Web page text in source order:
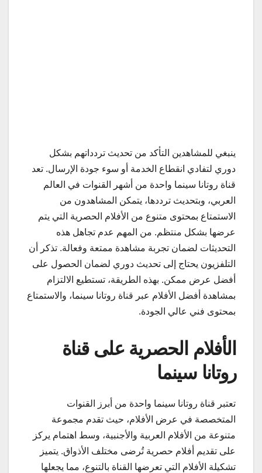
ينبغي للمشاهدين التأكد من تحديث تردداتهم بشكل
دوري لتفادي انقطاع الخدمة أو سوء جودة الإرسال. تعد
قناة روتانا سينما واحدة من أشهر القنوات في العالم
العربي، وبتحديث ترددها، يتمكن المشاهدون من
الاستمتاع بمحتوى متنوع من الأفلام الحصرية التي يتم
عرضها بشكل منتظم. من المهم عدم تجاهل هذه
التحديثات لضمان تجربة مشاهدة ممتعة وفعالة. تذكر أن
التلفزيون يحتاج إلى تحديث دوري لضمان الحصول على
أفضل عرض ممكن. بهذه الطريقة، تستطيع الالتزام
بمشاهدة أفضل الأفلام عبر قناة روتانا سينما، والاستمتاع
بمحتوى فني عالي الجودة.
الأفلام الحصرية على قناة
روتانا سينما
تعتبر قناة روتانا سينما واحدة من أبرز القنوات
المتخصصة في عرض الأفلام، حيث تقدم مجموعة
متنوعة من الأفلام العربية والأجنبية، وسط اهتمام يركز
على تقديم أفلام حصرية تُرضى مختلف الأذواق. يتميز
تشكيلة الأفلام التي تعرضها القناة بالتنوع، مما يجعلها